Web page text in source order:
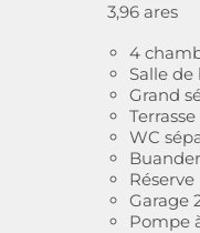
3,96 ares
4
Salle de
Grand
Terrasse
WC
Réserve
Garage
Pompe